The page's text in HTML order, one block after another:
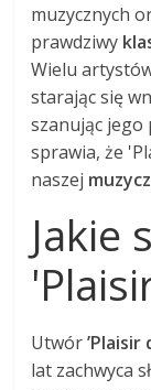
muzycznych
prawdziwy
Wielu
starając się
szanując
sprawia, że
naszej
Jakie
Utwór’Plaisir
lat zachwyca